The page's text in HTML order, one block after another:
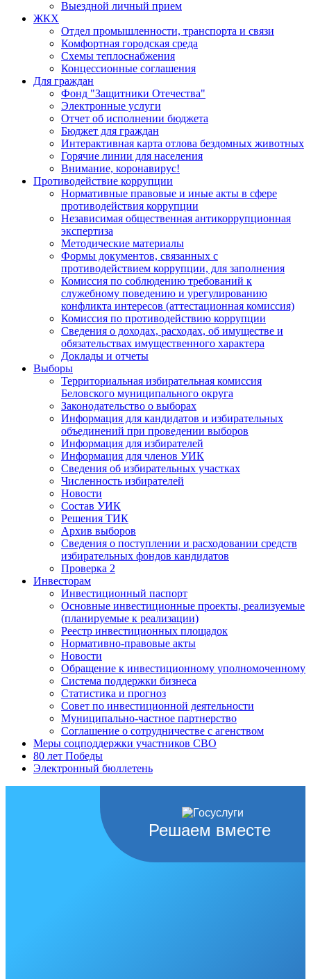
Выездной личный прием
ЖКХ
Отдел промышленности, транспорта и связи
Комфортная городская среда
Схемы теплоснабжения
Концессионные соглашения
Для граждан
Фонд "Защитники Отечества"
Электронные услуги
Отчет об исполнении бюджета
Бюджет для граждан
Интерактивная карта отлова бездомных животных
Горячие линии для населения
Внимание, коронавирус!
Противодействие коррупции
Нормативные правовые и иные акты в сфере
противодействия коррупции
Независимая общественная антикоррупционная
экспертиза
Методические материалы
Формы документов, связанных с
противодействием коррупции, для заполнения
Комиссия по соблюдению требований к
служебному поведению и урегулированию
конфликта интересов (аттестационная комиссия)
Комиссия по противодействию коррупции
Сведения о доходах, расходах, об имуществе и
обязательствах имущественного характера
Доклады и отчеты
Выборы
Территориальная избирательная комиссия
Беловского муниципального округа
Законодательство о выборах
Информация для кандидатов и избирательных
объединений при проведении выборов
Информация для избирателей
Информация для членов УИК
Сведения об избирательных участках
Численность избирателей
Новости
Состав УИК
Решения ТИК
Архив выборов
Сведения о поступлении и расходовании средств
избирательных фондов кандидатов
Проверка 2
Инвесторам
Инвестиционный паспорт
Основные инвестиционные проекты, реализуемые
(планируемые к реализации)
Реестр инвестиционных площадок
Нормативно-правовые акты
Новости
Обращение к инвестиционному уполномоченному
Система поддержки бизнеса
Статистика и прогноз
Совет по инвестиционной деятельности
Муниципально-частное партнерство
Соглашение о сотрудничестве с агенством
Меры соцподдержки участников СВО
80 лет Победы
Электронный бюллетень
Решаем вместе